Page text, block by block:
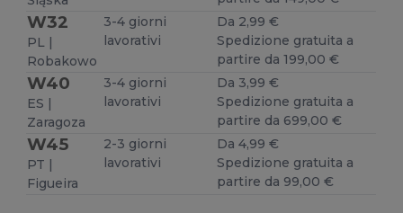
W32
PL |
Robakowo
3-4 giorni
lavorativi
Da 2,99 €
Spedizione gratuita a
partire da 199,00 €
W40
ES |
Zaragoza
3-4 giorni
lavorativi
Da 3,99 €
Spedizione gratuita a
partire da 699,00 €
W45
PT |
Figueira
2-3 giorni
lavorativi
Da 4,99 €
Spedizione gratuita a
partire da 99,00 €